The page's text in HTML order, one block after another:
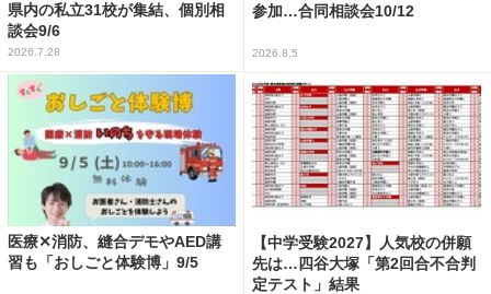
県内の私立31校が集結、個別相
談会9/6
2026.7.28
参加…合同相談会10/12
2026.8.5
医療✕消防、縫合デモやAED講
習も「おしごと体験博」9/5
【中学受験2027】人気校の併願
先は…四谷大塚「第2回合不合判
定テスト」結果